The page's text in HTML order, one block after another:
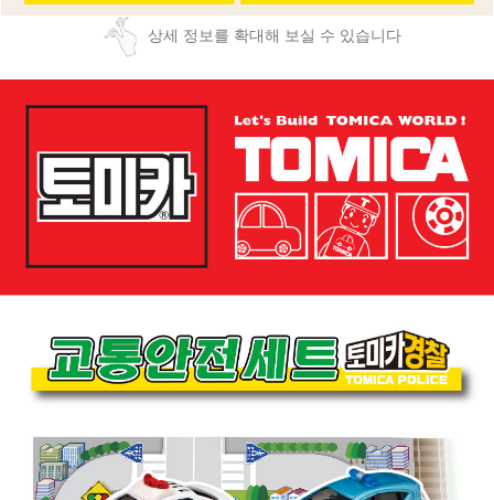
상세 정보를 확대해 보실 수 있습니다